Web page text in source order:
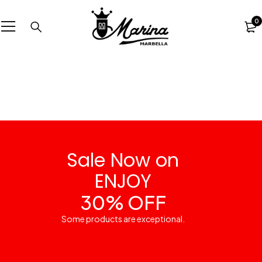
0
Sale Now on
ENJOY
30% OFF
Some products are exceptional.